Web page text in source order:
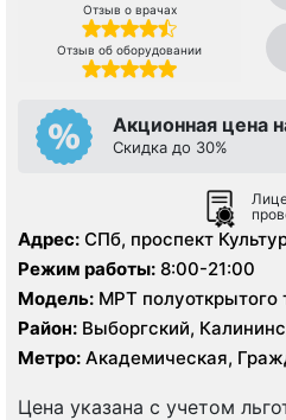
Отзыв о врачах
Отзыв об оборудовании
Акционная цена
Скидка до 30%
Адрес: СПб, проспект
Режим работы: 8:00-21:00
Модель: МРТ полуоткрытого
Тесла, МРТ GE Signa HDx 1.5
Somatom Definition 64 среза
Район: Выборгский,
Курортный, Ленинградская
Метро: Академическая,
Политехническая, Проспект
Цена указана с учетом